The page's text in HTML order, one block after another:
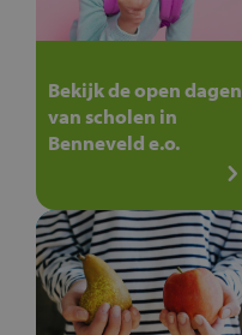
Bekijk de open dagen
van scholen in
Benneveld e.o.